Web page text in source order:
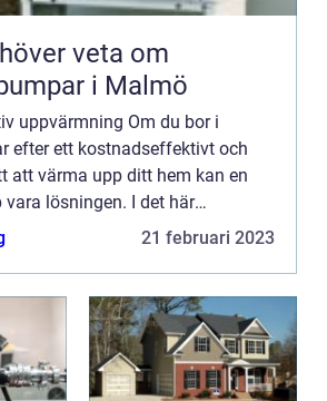
veta om
i Malmö
uppvärmning Om du bor i
efter ett kostnadseffektivt och
att värma upp ditt hem kan en
lösningen. I det här
vi...
21 februari 2023